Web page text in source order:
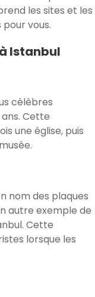
les sites et les
vous.
Istanbul
célèbres
ans. Cette
une église, puis
nom des plaques
autre exemple de
Cette
lorsque les